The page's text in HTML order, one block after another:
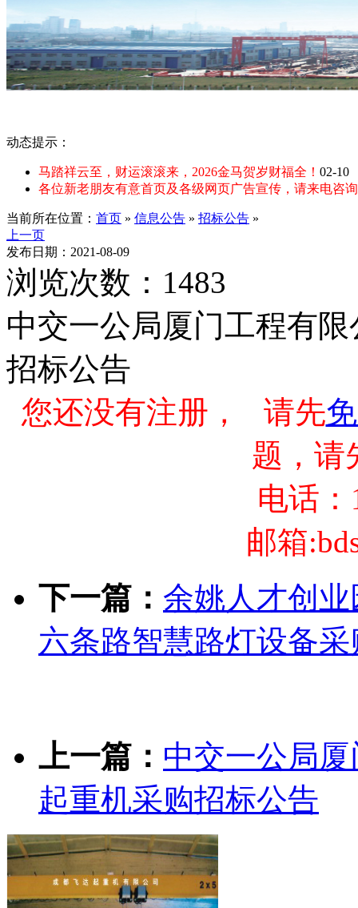
动态提示：
马踏祥云至，财运滚滚来，2026金马贺岁财福全！ 02-10
各位新老朋友有意首页及各级网页广告宣传，请来电咨询
当前所在位置： 首页 » 信息公告 » 招标公告 »
上一页
发布日期：2021-08-09
浏览次数：1483
中交一公局厦门工程有
招标公告
您还没有注册， 请先
题，请
电话：
邮箱
下一篇： 余姚人才创
六条路智慧路灯设备
上一篇： 中交一公局
起重机采购招标公告